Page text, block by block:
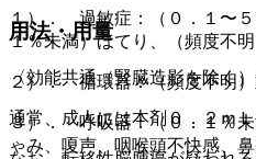
１）． 過敏症：（０．１〜５
１％未満）ほてり、（頻度不
２）． 循環器：（頻度不明）
３）． 呼吸器：（０．１％未
ゃみ、嗄声、咽喉頭不快感、鼻
用法・用量
〈効能共通（腎臓造影を除く
通常、成人には本剤０．２ｍ